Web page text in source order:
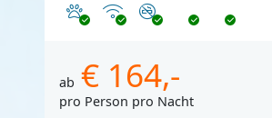
Haustiere erlaubt
InternetNichtraucher
ab € 164,-
pro Person pro Nacht